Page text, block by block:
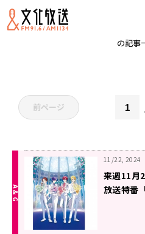
の記事
前ページ
11/22, 2024
来週11月
放送特番